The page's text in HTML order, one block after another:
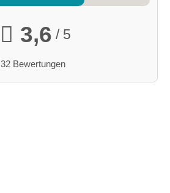
3,6 / 5
32 Bewertungen